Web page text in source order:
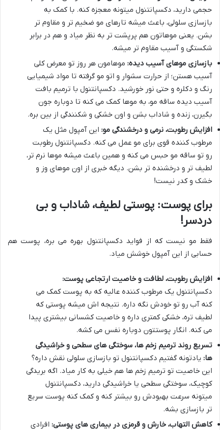
حجمی دارید، دکسپانتنول میتونه معجزه کنه. با کمک به
بازسازی سلولی، باعث میشه تارهای مو ضخیم تر و مقاوم تر
بشن. یعنی موهاتون هم پرپشت تر به نظر میاد و هم در برابر
شکستگی و آسیب مقاوم تر میشه.
بازسازی موهای آسیب دیده: موهامون هر روز تو معرض کلی
آسیب هستن؛ از حرارت سشوار و اتو مو گرفته تا مواد شیمیایی
رنگ و دکلره و حتی نور خورشید. دکسپانتنول با ترمیم بافت
آسیب دیده ساقه مو، به موها کمک می کنه تا دوباره جون
بگیرن، زنده و شاداب بشن و اون خشکی و شکنندگی از بین بره.
افزایش رطوبت، نرمی و درخشندگی مو: این آمپول مثل یک
مرطوب کننده قوی برای مو عمل می کنه. دکسپانتنول رطوبت
رو تو ساقه مو حبس می کنه و همین باعث میشه موها نرم تر،
لطیف تر و درخشنده تر بشن. دیگه خبری از اون موهای وز و
خشک و کدر نیست!
برای پوست: پوستی لطیف، شاداب و بی
دردسر!
فقط مو نیست که از فواید دکسپانتنول بهره می بره، پوست هم
حسابی از این آمپول خوشش میاد.
افزایش رطوبت، لطافت و خاصیت ارتجاعی پوست:
دکسپانتنول یک مرطوب کننده عالیه که به پوست کمک می
کنه آب رو تو خودش نگه داره. نتیجه اش میشه پوستی که
لطیف تره، خشکی کمتری داره و خاصیت کشسانی بیشتری پیدا
می کنه. انگار پوستتون دوباره نفس می کشه.
تسریع روند ترمیم زخم ها، سوختگی های سطحی و خراشیدگی
ها: یادتونه گفتیم دکسپانتنول تو بازسازی سلولی نقش داره؟
این خاصیت تو ترمیم زخم ها هم خیلی به کار میاد. اگه بریدگی
کوچیک، سوختگی سطحی یا خراشیدگی دارید، دکسپانتنول
میتونه سرعت بهبودش رو بیشتر کنه و کمک کنه پوست سریع
تر بازسازی بشه.
کاهش التهاب، خارش و قرمزی در بیماری های پوستی: افرادی